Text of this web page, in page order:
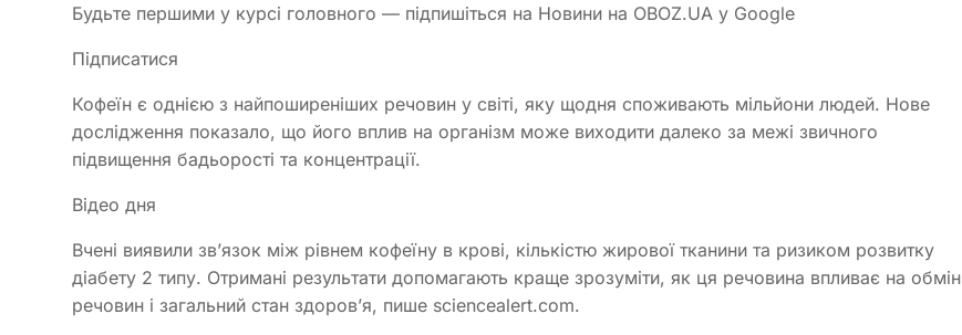
Будьте першими у курсі головного — підпишіться на Новини на OBOZ.UA у Google
Підписатися
Кофеїн є однією з найпоширеніших речовин у світі, яку щодня споживають мільйони людей. Нове
дослідження показало, що його вплив на організм може виходити далеко за межі звичного
підвищення бадьорості та концентрації.
Відео дня
Вчені виявили зв’язок між рівнем кофеїну в крові, кількістю жирової тканини та ризиком розвитку
діабету 2 типу. Отримані результати допомагають краще зрозуміти, як ця речовина впливає на обмін
речовин і загальний стан здоров’я, пише sciencealert.com.